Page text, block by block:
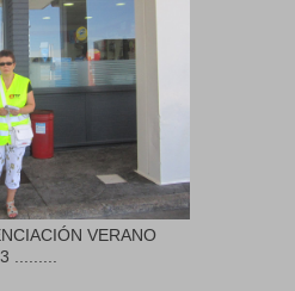
VERANO
.........